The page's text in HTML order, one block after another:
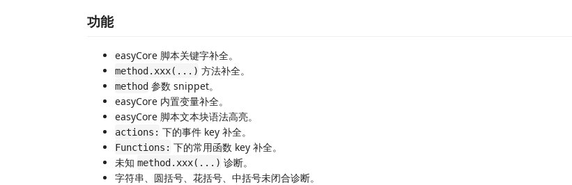
功能
easyCore 脚本关键字补全。
method.xxx(...) 方法补全。
method 参数 snippet。
easyCore 内置变量补全。
easyCore 脚本文本块语法高亮。
actions: 下的事件 key 补全。
Functions: 下的常用函数 key 补全。
未知 method.xxx(...) 诊断。
字符串、圆括号、花括号、中括号未闭合诊断。